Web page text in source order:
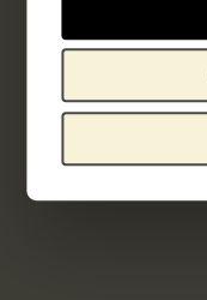
Ontdek de
uit het fin-de-siècle.